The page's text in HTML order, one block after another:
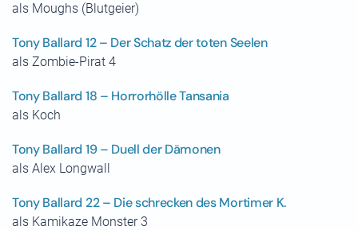
als Moughs (Blutgeier)
Tony Ballard 12 – Der Schatz der toten Seelen
als Zombie-Pirat 4
Tony Ballard 18 – Horrorhölle Tansania
als Koch
Tony Ballard 19 – Duell der Dämonen
als Alex Longwall
Tony Ballard 22 – Die schrecken des Mortimer K.
als Kamikaze Monster 3